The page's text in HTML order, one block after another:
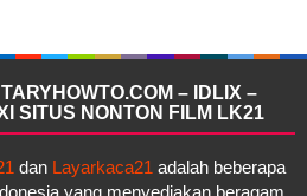
– IDLIX –
SITUS NONTON FILM LK21
dan Layarkaca21 adalah beberapa
yang menyediakan beragam